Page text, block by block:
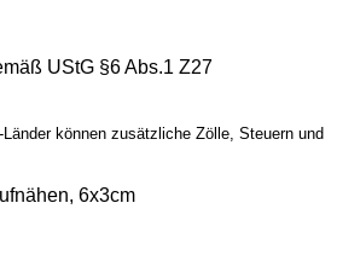
UStG §6 Abs.1 Z27
können zusätzliche Zölle, Steuern und
6x3cm